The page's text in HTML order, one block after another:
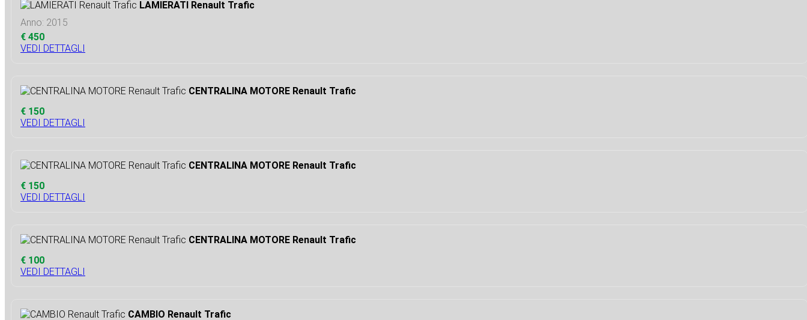
LAMIERATI Renault Trafic
Anno: 2015
€ 450
VEDI DETTAGLI
CENTRALINA MOTORE Renault Trafic
€ 150
VEDI DETTAGLI
CENTRALINA MOTORE Renault Trafic
€ 150
VEDI DETTAGLI
CENTRALINA MOTORE Renault Trafic
€ 100
VEDI DETTAGLI
CAMBIO Renault Trafic